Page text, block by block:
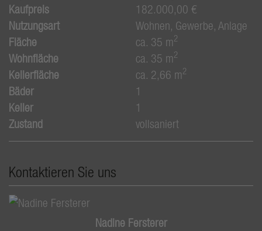
Kaufpreis
182.000,00 €
Nutzungsart
Wohnen Gewerbe Anlage
Fläche
ca. 35 m2
Wohnfläche ca. 35 m2
Kellerfläche ca. 2,66 m2
Bäder
1
Keller
1
Zustand
vollsaniert
Kontaktieren Sie uns
Nadine Fersterer